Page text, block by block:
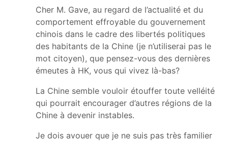
Cher M. Gave, au regard de l’actualité et du
comportement effroyable du gouvernement
chinois dans le cadre des libertés politiques
des habitants de la Chine (je n’utiliserai pas le
mot citoyen), que pensez-vous des dernières
émeutes à HK, vous qui vivez là-bas?
La Chine semble vouloir étouffer toute velléité
qui pourrait encourager d’autres régions de la
Chine à devenir instables.
Je dois avouer que je ne suis pas très familier